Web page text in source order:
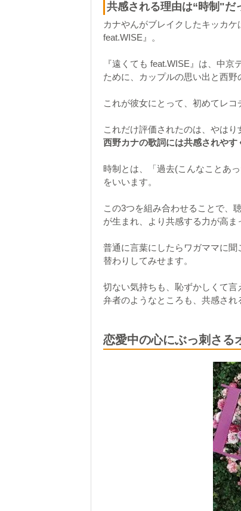
共感される理由は“時制"だ
カナやんがブレイクしたキッカ
feat.WISE』。
『遠くても feat.WISE』は、中
ために、カップルの思い出と西野
これが彼女にとって、初めてレコ
これだけ評価されたのは、やはり
西野カナの歌詞には共感されやす
時制とは、「過去(こんなことあ
をいいます。
この3つを組み合わせることで、
が生まれ、より共感する力が高ま
普通に言葉にしたらワガママに
替わりしてみせます。
切ない気持ちも、恥ずかしくて
弁者のようなところも、共感され
恋愛中の心にぶっ刺さる